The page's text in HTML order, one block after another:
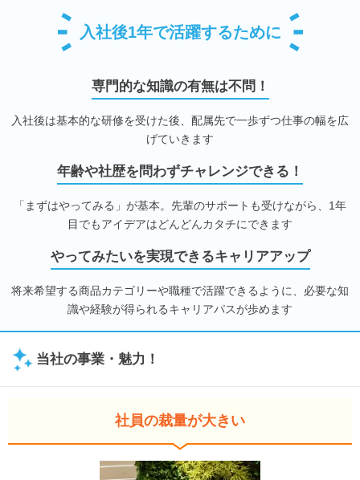
入社後1年で活躍するために
専門的な知識の有無は不問！
入社後は基本的な研修を受けた後、配属先で一歩ずつ仕事の幅を広
げていきます
年齢や社歴を問わずチャレンジできる！
「まずはやってみる」が基本。先輩のサポートも受けながら、1年
目でもアイデアはどんどんカタチにできます
やってみたいを実現できるキャリアアップ
将来希望する商品カテゴリーや職種で活躍できるように、必要な知
識や経験が得られるキャリアパスが歩めます
当社の事業・魅力！
社員の裁量が大きい